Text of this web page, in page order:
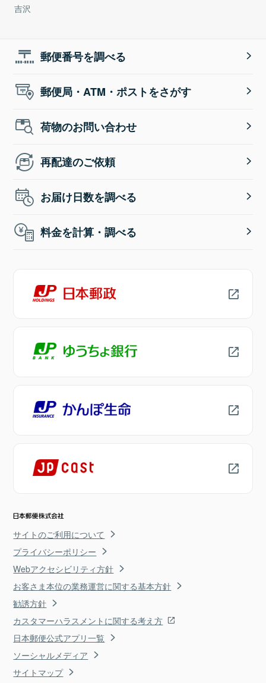
吉沢
郵便番号を調べる
郵便局・ATM・ポストをさがす
荷物のお問い合わせ
再配達のご依頼
お届け日数を調べる
料金を計算・調べる
サイトのご利用について
プライバシーポリシー
Webアクセシビリティ方針
お客さま本位の業務運営に関する基本方針
勧誘方針
カスタマーハラスメントに関する考え方
日本郵便公式アプリ一覧
ソーシャルメディア
サイトマップ